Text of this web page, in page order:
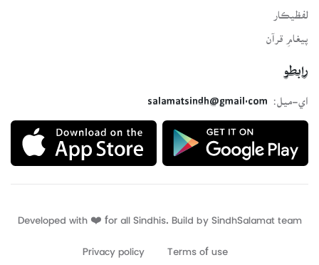
لفظيڪار
پيغامِ قرآن
رابطو
اي-ميل:
salamatsindh@gmail.com
Developed with ❤️ for all Sindhis. Build by SindhSalamat
Terms of use
Privacy policy